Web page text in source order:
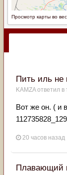
Просмотр карты во
Пить иль не
KAMZAответил в
Вот же он. ( и
20 часов назад
Плавающий